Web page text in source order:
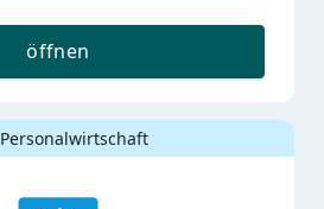
öffnen
Personalwirtschaft